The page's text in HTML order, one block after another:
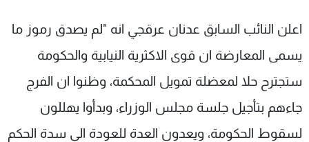
اعلن النائب السابق عدنان عرقجي انه "لم يصدق رموز ما
يسمى المعارضة ان قوى الاكثرية النيابية والحكومة
ستجترح حلا لمعضلة تمويل المحكمة، وظنوا ان الفرج
جاءهم بتأجيل جلسة مجلس الوزراء، وبدأوا يهللون
لسقوط الحكومة، ويعدون العدة للعودة الى سدة الحكم
فن
منوعات رياضة
كأس العالم